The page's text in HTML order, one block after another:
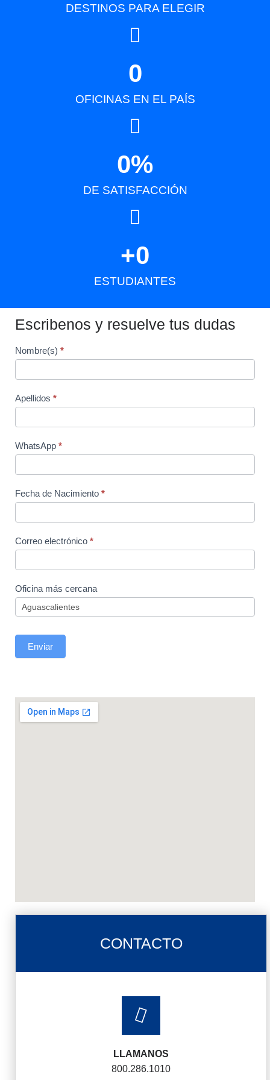
DESTINOS PARA ELEGIR
OFICINAS EN EL PAÍS
0
DE SATISFACCIÓN
0%
ESTUDIANTES
+0
Escribenos y resuelve tus dudas
Form
EE
Nombre(s) *
Apellidos *
WhatsApp *
Fecha de Nacimiento *
Correo electrónico *
Oficina más cercana
Enviar
CONTACTO
LLAMANOS
800.286.1010